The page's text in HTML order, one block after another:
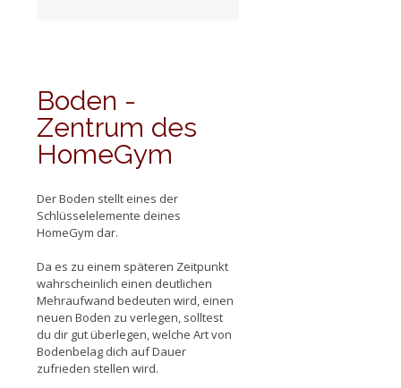
Boden -
Zentrum des
HomeGym
Der Boden stellt eines der
Schlüsselelemente deines
HomeGym dar.
Da es zu einem späteren Zeitpunkt
wahrscheinlich einen deutlichen
Mehraufwand bedeuten wird, einen
neuen Boden zu verlegen, solltest
du dir gut überlegen, welche Art von
Bodenbelag dich auf Dauer
zufrieden stellen wird.